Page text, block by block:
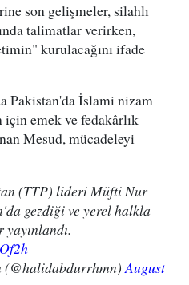
son gelişmeler, silahlı
talimatlar verirken,
kurulacağını ifade
Pakistan'da İslami nizam
emek ve fedakârlık
Mesud, mücadeleyi
(TTP) lideri Müfti Nur
gezdiği ve yerel halkla
August